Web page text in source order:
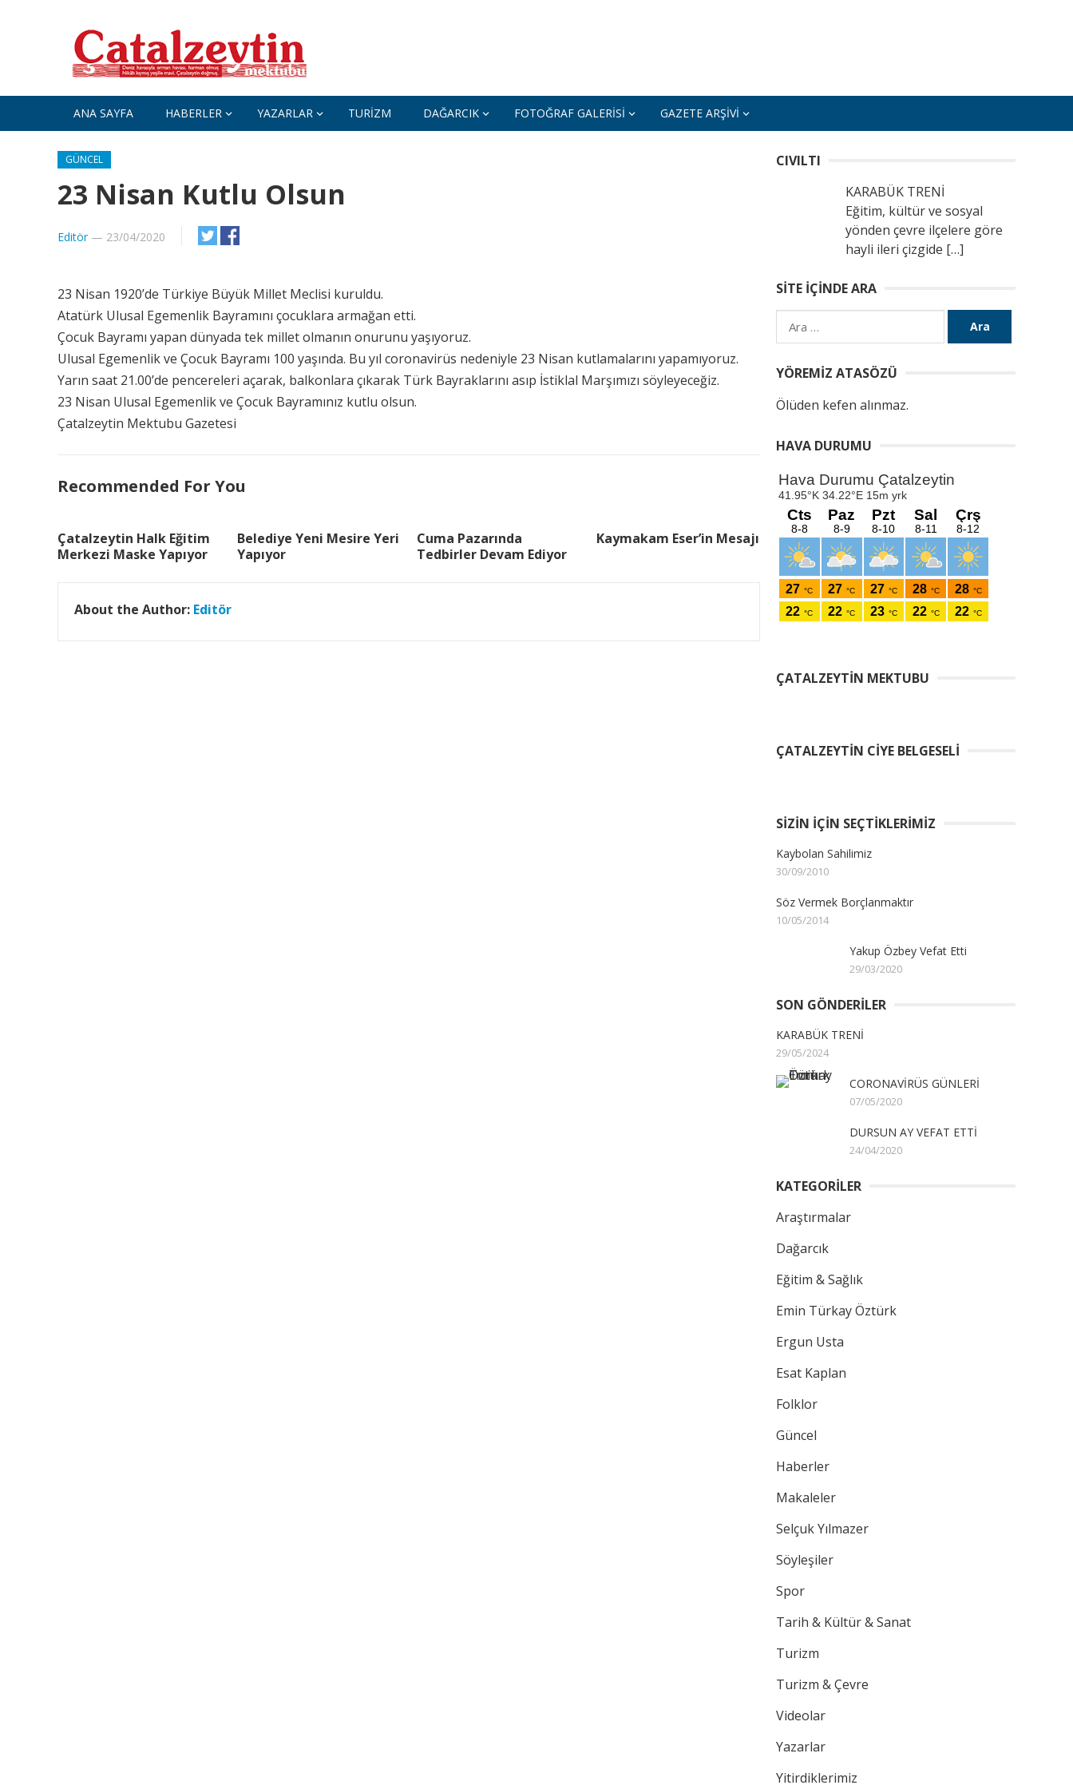
ANA SAYFA HABERLER YAZARLAR TURIZM DAĞARCIK FOTOĞRAF GALERISI GAZETE ARŞIVI
GÜNCEL
23 Nisan Kutlu Olsun
Editör— 23/04/2020
23 Nisan 1920’de Türkiye Büyük Millet Meclisi kuruldu.
Atatürk Ulusal Egemenlik Bayramını çocuklara armağan etti.
Çocuk Bayramı yapan dünyada tek millet olmanın onurunu yaşıyoruz.
Ulusal Egemenlik ve Çocuk Bayramı 100 yaşında. Bu yıl coronavirüs nedeniyle 23 Nisan kutlamalarını yapamıyoruz.
Yarın saat 21.00’de pencereleri açarak, balkonlara çıkarak Türk Bayraklarını asıp İstiklal Marşımızı söyleyeceğiz.
23 Nisan Ulusal Egemenlik ve Çocuk Bayramınız kutlu olsun.
Çatalzeytin Mektubu Gazetesi
Recommended For You
Çatalzeytin Halk Eğitim
Merkezi Maske Yapıyor
Belediye Yeni Mesire Yeri
Yapıyor
Cuma Pazarında
Tedbirler Devam Ediyor
Kaymakam Eser’in Mesajı
About the Author: Editör
CIVILTI
KARABÜK TRENİ
Eğitim, kültür ve sosyal
yönden çevre ilçelere göre
hayli ileri çizgide […]
SITE İÇINDE ARA
Arama:
YÖREMIZ ATASÖZÜ
Ölüden kefen alınmaz.
HAVA DURUMU
ÇATALZEYTIN MEKTUBU
ÇATALZEYTIN CIYE BELGESELI
SIZIN İÇIN SEÇTIKLERIMIZ
Kaybolan Sahilimiz
30/09/2010
Söz Vermek Borçlanmaktır
10/05/2014
Yakup Özbey Vefat Etti
29/03/2020
SON GÖNDERILER
KARABÜK TRENİ
29/05/2024
CORONAVİRÜS GÜNLERİ
07/05/2020
DURSUN AY VEFAT ETTİ
24/04/2020
KATEGORİLER
Araştırmalar
Dağarcık
Eğitim & Sağlık
Emin Türkay Öztürk
Ergun Usta
Esat Kaplan
Folklor
Güncel
Haberler
Makaleler
Selçuk Yılmazer
Söyleşiler
Spor
Tarih & Kültür & Sanat
Turizm
Turizm & Çevre
Videolar
Yazarlar
Yitirdiklerimiz